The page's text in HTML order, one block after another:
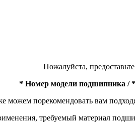
Пожалуйста,
* Номер модели подшипника /
можем порекомендовать вам
требуемый материал